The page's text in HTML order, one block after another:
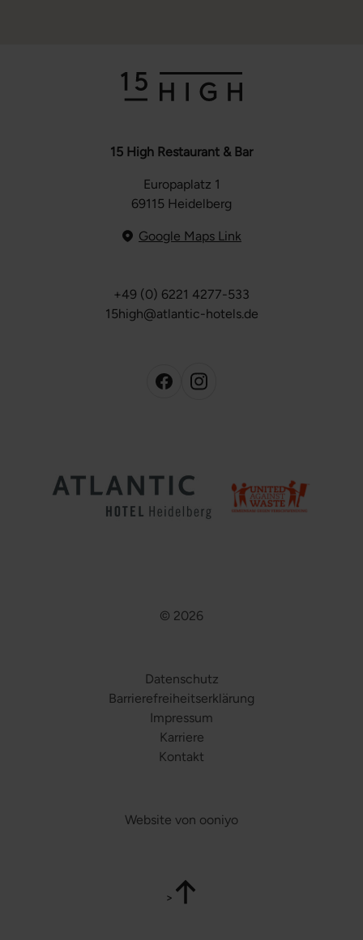
15 High Restaurant & Bar
Europaplatz 1
69115 Heidelberg
Google Maps Link
+49 (0) 6221 4277-533
15high@atlantic-hotels.de
© 2026
Datenschutz
Barrierefreiheitserklärung
Impressum
Karriere
Kontakt
Website von ooniyo
>